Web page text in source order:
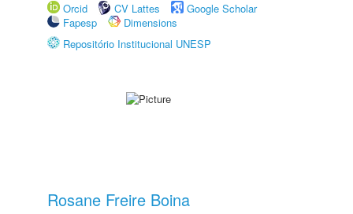
Orcid
CV Lattes
Google Scholar
Fapesp
Dimensions
Repositório Institucional UNESP
Rosane Freire Boina